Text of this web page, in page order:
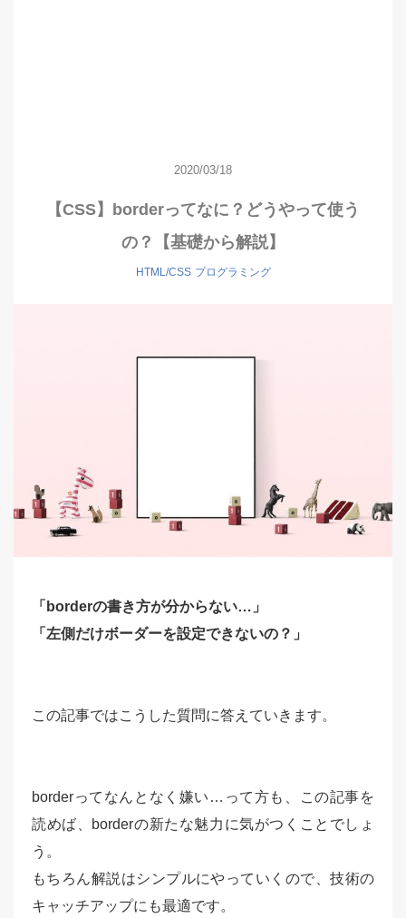
2020/03/18
【CSS】borderってなに？どうやって使う
の？【基礎から解説】
HTML/CSS プログラミング
「borderの書き方が分からない…」
「左側だけボーダーを設定できないの？」
この記事ではこうした質問に答えていきます。
borderってなんとなく嫌い…って方も、この記事を
読めば、borderの新たな魅力に気がつくことでしょ
う。
もちろん解説はシンプルにやっていくので、技術の
キャッチアップにも最適です。